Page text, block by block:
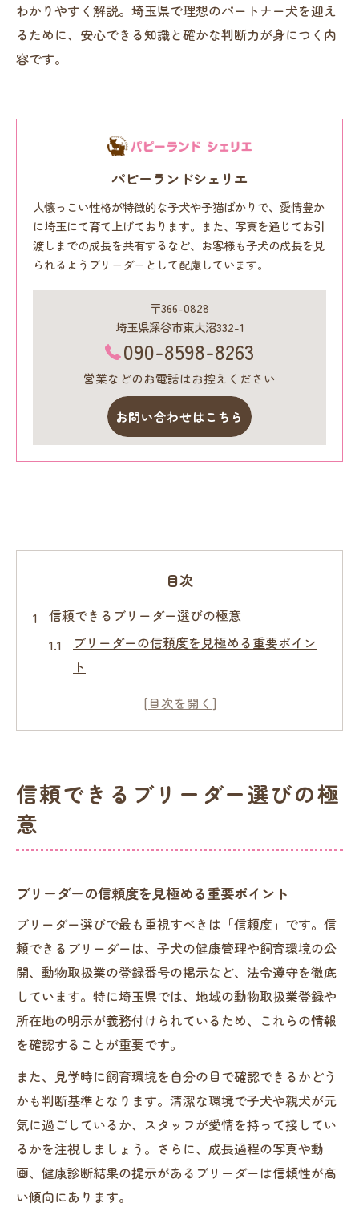
わかりやすく解説。埼玉県で理想のパートナー犬を迎え
るために、安心できる知識と確かな判断力が身につく内
容です。
パピーランドシェリエ
人懐っこい性格が特徴的な子犬や子猫ばかりで、愛情豊か
に埼玉にて育て上げております。また、写真を通じてお引
渡しまでの成長を共有するなど、お客様も子犬の成長を見
られるようブリーダーとして配慮しています。
〒366-0828
埼玉県深谷市東大沼332-1
090-8598-8263
営業などのお電話はお控えください
お問い合わせはこちら
目次
信頼できるブリーダー選びの極意
ブリーダーの信頼度を見極める重要ポイン
ト
埼玉県で人気のブリーダー特徴を解説
埼玉県で注目されるブリーダーの特徴
子犬の健康を守るブリーダーの工夫とは
埼玉県でチワワが人気の理由を探る
口コミで話題のブリーダー対応事例紹介
理想のパートナー犬を迎えるための条件
ブリーダーが教える子犬選びの大事な条件
埼玉県のブリーダーで重視される項目とは
パートナー犬選びで失敗しないための基準
ブリーダーのニーズを満たすチェック項目
健康と性格を見極めるブリーダーの視点
子犬を安心して選ぶための見学ポイント
ブリーダー見学時に注目すべき環境とは
埼玉県で見学できるブリーダーの特徴
信頼できるブリーダー選びの極
意
ブリーダーの信頼度を見極める重要ポイント
ブリーダー選びで最も重視すべきは「信頼度」です。信
頼できるブリーダーは、子犬の健康管理や飼育環境の公
開、動物取扱業の登録番号の掲示など、法令遵守を徹底
しています。特に埼玉県では、地域の動物取扱業登録や
所在地の明示が義務付けられているため、これらの情報
を確認することが重要です。
また、見学時に飼育環境を自分の目で確認できるかどう
かも判断基準となります。清潔な環境で子犬や親犬が元
気に過ごしているか、スタッフが愛情を持って接してい
るかを注視しましょう。さらに、成長過程の写真や動
画、健康診断結果の提示があるブリーダーは信頼性が高
い傾向にあります。